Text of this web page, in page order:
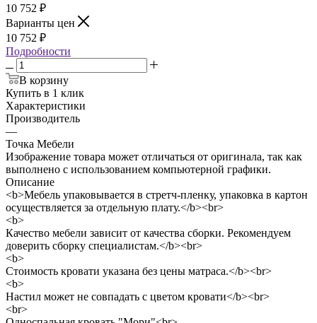
10 752 ₽
Варианты цен
10 752 ₽
Подробности
В корзину
Купить в 1 клик
Характеристики
Производитель
—
Точка Мебели
Изображение товара может отличаться от оригинала, так как
выполнено с использованием компьютерной графики.
Описание
<b>Мебель упаковывается в стретч-пленку, упаковка в картон
осуществляется за отдельную плату.</b><br>
<b>
Качество мебели зависит от качества сборки. Рекомендуем
доверить сборку специалистам.</b><br>
<b>
Стоимость кровати указана без цены матраса.</b><br>
<b>
Настил может не совпадать с цветом кровати</b><br>
<br>